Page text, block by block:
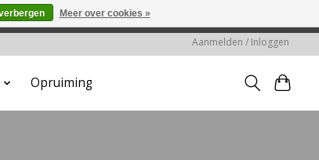
Aanmelden / Inloggen
Opruiming
Meer over cookies »
of verwerkt.